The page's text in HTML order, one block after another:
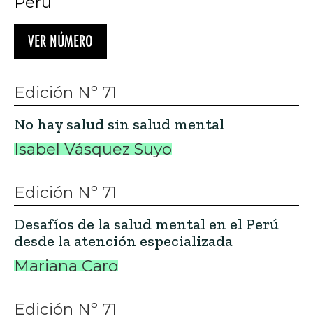
VER NÚMERO
Edición Nº 71
No hay salud sin salud mental
Isabel Vásquez Suyo
Edición Nº 71
Desafíos de la salud mental en el Perú
desde la atención especializada
Mariana Caro
Edición Nº 71